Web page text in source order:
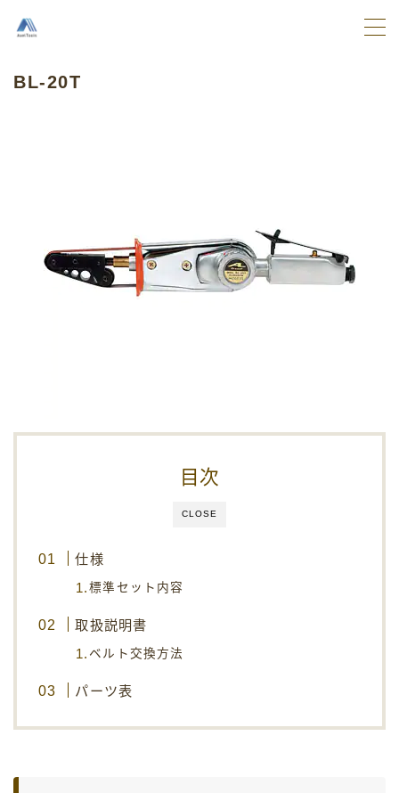
アクセサリー
安全に関する注意事項
お問い合わせ
BL-20T
CLOSE
目次
仕様
標準セット内容
取扱説明書
ベルト交換方法
パーツ表